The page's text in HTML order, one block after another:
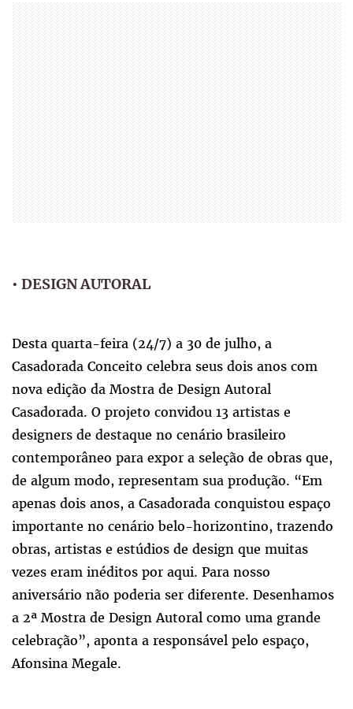
• DESIGN AUTORAL
Desta quarta-feira (24/7) a 30 de julho, a
Casadorada Conceito celebra seus dois anos com
nova edição da Mostra de Design Autoral
Casadorada. O projeto convidou 13 artistas e
designers de destaque no cenário brasileiro
contemporâneo para expor a seleção de obras que,
de algum modo, representam sua produção. “Em
apenas dois anos, a Casadorada conquistou espaço
importante no cenário belo-horizontino, trazendo
obras, artistas e estúdios de design que muitas
vezes eram inéditos por aqui. Para nosso
aniversário não poderia ser diferente. Desenhamos
a 2ª Mostra de Design Autoral como uma grande
celebração”, aponta a responsável pelo espaço,
Afonsina Megale.